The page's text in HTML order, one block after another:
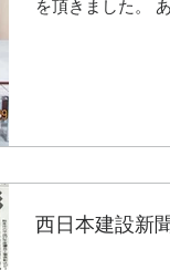
を頂きました。
西日本建設新